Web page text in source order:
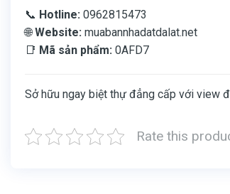
📞 Hotline: 0962815473
🌐Website: muabannhadatdalat.net
📑 Mã sản phẩm: 0AFD7
Sở hữu ngay biệt thự đẳng cấp với view
Rate this